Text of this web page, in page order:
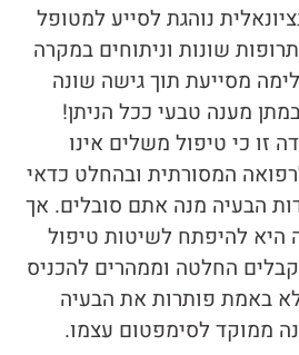
נוהגת לסייע למטופל
שונות וניתוחים במקרה
מסייעת תוך גישה שונה
מענה טבעי ככל הניתן!
זו כי טיפול משלים אינו
המסורתית ובהחלט כדאי
הבעיה מנה אתם סובלים. אך
להיפתח לשיטות טיפול
החלטה וממהרים להכניס
באמת פותרות את הבעיה
ממוקד לסימפטום עצמו.